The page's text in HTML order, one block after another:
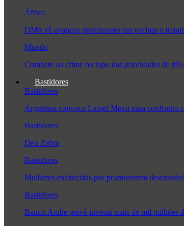
África
OMS vê avanços promissores em vacinas e
Mundo
Combate ao crime no topo das prioridades de
Bastidores
Bastidores
Argentina convoca Lionel Messi para confronto
Bastidores
Deu Zebra
Bastidores
Mulheres enaltecidas por promoverem
Bastidores
Banco Árabe prevê investir mais de mil milhões